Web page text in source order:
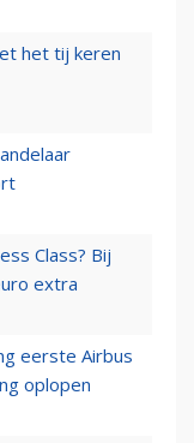
het tij keren
Class? Bij
extra
eerste Airbus
oplopen